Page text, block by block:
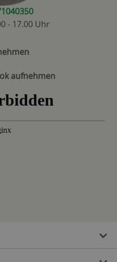
- 17.00 Uhr
aufnehmen